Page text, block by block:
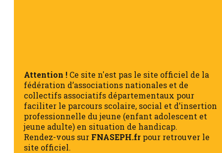
Attention ! Ce site n'est pas le site officiel de la
fédération d’associations nationales et de
collectifs associatifs départementaux pour
faciliter le parcours scolaire, social et d’insertion
professionnelle du jeune (enfant adolescent et
jeune adulte) en situation de handicap.
Rendez-vous sur FNASEPH.fr pour retrouver le
site officiel.